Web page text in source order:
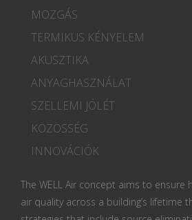
MOZGÁS
TERMIKUS KÉNYELEM
AKUSZTIKA
ANYAGHASZNÁLAT
SZELLEMI JÓLÉT
KÖZÖSSÉG
INNOVÁCIÓK
The WELL Air concept aims to ensure
air quality across a building’s lifetime